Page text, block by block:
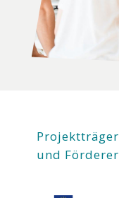
Projektträger
und Förderer